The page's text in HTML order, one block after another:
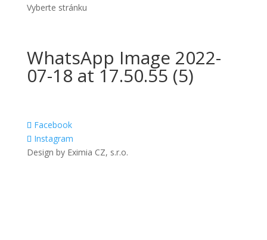
Vyberte stránku
WhatsApp Image 2022-
07-18 at 17.50.55 (5)
Facebook
Instagram
Design by Eximia CZ, s.r.o.